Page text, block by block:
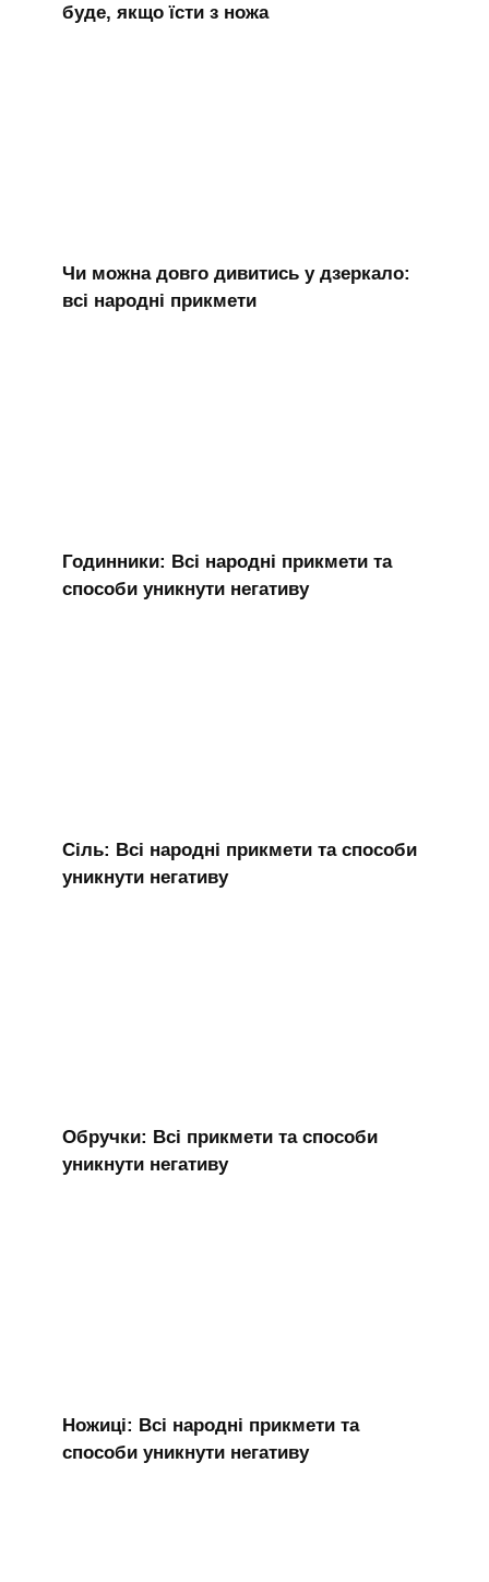
буде, якщо їсти з ножа
Чи можна довго дивитись у дзеркало:
всі народні прикмети
Годинники: Всі народні прикмети та
способи уникнути негативу
Сіль: Всі народні прикмети та способи
уникнути негативу
Обручки: Всі прикмети та способи
уникнути негативу
Ножиці: Всі народні прикмети та
способи уникнути негативу